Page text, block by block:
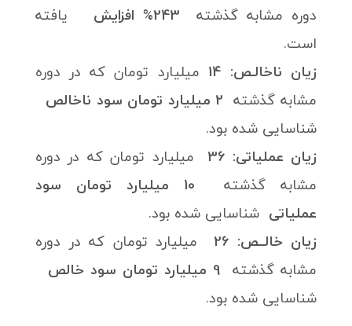
دوره مشابه گذشته 243% افزایش
یافته
است.
زیان ناخالـص: 14 میلیارد تومان که در دوره
مشابه گذشته 2 میلیارد تومان سود ناخالص
شناسایی شده بود.
زیان عملیاتی: 36
میلیارد تومان که در دوره
مشابه گذشته
10 میلیارد تومان سود
عملیاتی شناسایی شده بود.
زیان خالــص: 26
میلیارد تومان که در دوره
مشابه گذشته 9 میلیارد تومان سود خالص
شناسایی شده بود.